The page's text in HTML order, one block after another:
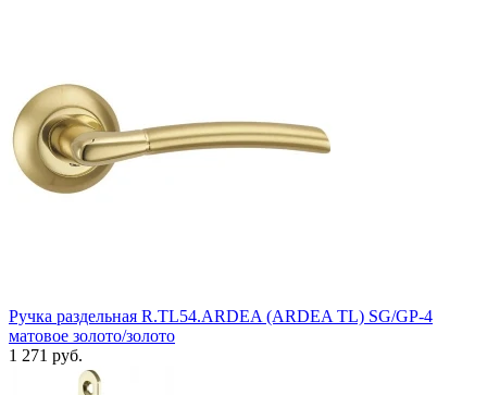
Ручка раздельная R.TL54.ARDEA (ARDEA TL) SG/GP-4
матовое золото/золото
1 271 руб.